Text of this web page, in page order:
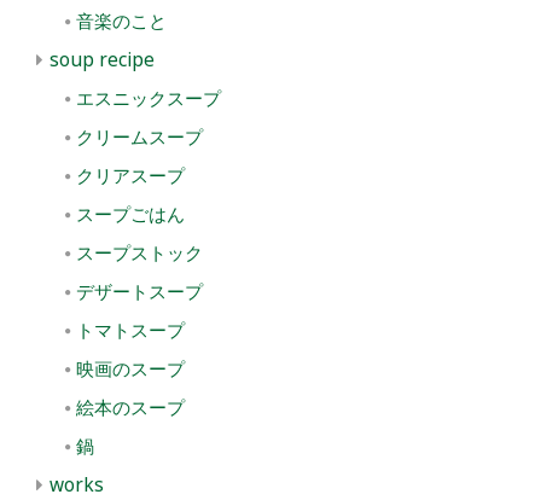
音楽のこと
soup recipe
エスニックスープ
クリームスープ
クリアスープ
スープごはん
スープストック
デザートスープ
トマトスープ
映画のスープ
絵本のスープ
鍋
works